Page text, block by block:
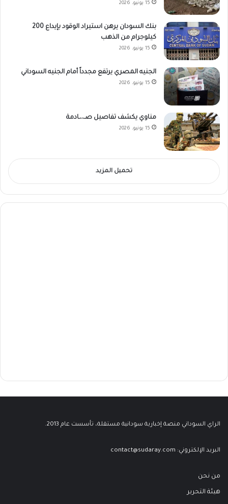
15 يونيو، 2026
بنك السودان يرهن استيراد الوقود بإيداع 200
كيلوجرام من الذهب
15 يونيو، 2026
الجنيه المصري يرتفع مجدداً أمام الجنيه السوداني
15 يونيو، 2026
مناوي يكشف تفاصيل صـ،،ـادمة
15 يونيو، 2026
تحميل المزيد
الراي السوداني منصة إخبارية سودانية مستقلة، تأسست عام 2013.
البريد الإلكتروني: contact@sudaray.com
من نحن
هيئة التحرير